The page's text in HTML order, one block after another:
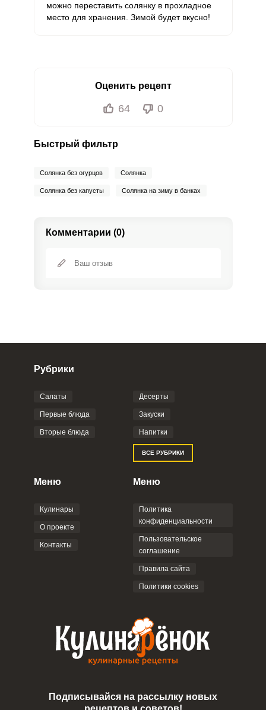
можно переставить солянку в прохладное
место для хранения. Зимой будет вкусно!
Оценить рецепт
64 0
Быстрый фильтр
Солянка без огурцов Солянка
Солянка без капусты Солянка на зиму в банках
Комментарии (0)
Фото до 4 шт, до 5 mb
Отправляя эту форму, вы соглашаетесь с
Политикой
Пользовательским
соглашением
Рубрики
Салаты
Первые блюда
Вторые блюда
Десерты
Закуски
Напитки
ВСЕ РУБРИКИ
Меню
Кулинары
О проекте
Контакты
Меню
Политика
конфиденциальности
Пользовательское
соглашение
Правила сайта
Политики cookies
Подписывайся на рассылку новых